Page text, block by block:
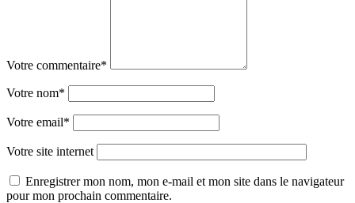
Votre commentaire*
Votre nom*
Votre email*
Votre site internet
Enregistrer mon nom, mon e-mail et mon site dans le navigateur
pour mon prochain commentaire.